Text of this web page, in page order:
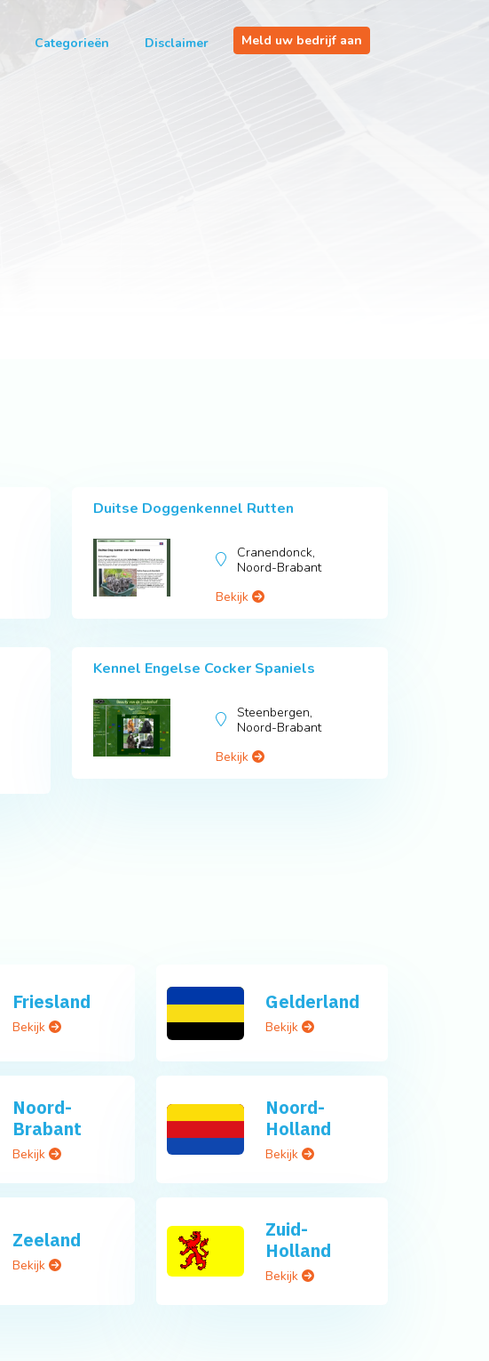
Categorieën Disclaimer Meld uw bedrijf aan
Duitse Doggenkennel Rutten
Cranendonck,
Noord-Brabant
Bekijk
Kennel Engelse Cocker Spaniels
Steenbergen,
Noord-Brabant
Bekijk
Friesland
Bekijk
Gelderland
Bekijk
Noord-
Brabant
Bekijk
Noord-
Holland
Bekijk
Zeeland
Bekijk
Zuid-
Holland
Bekijk